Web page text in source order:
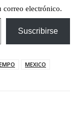
correo electrónico.
Suscribirse
MEXICO